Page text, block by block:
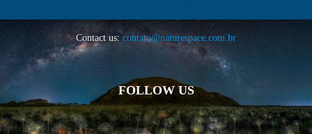
Contact us: contato@naturespace.com.br
FOLLOW US